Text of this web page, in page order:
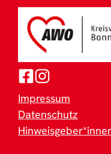
Impressum
Datenschutz